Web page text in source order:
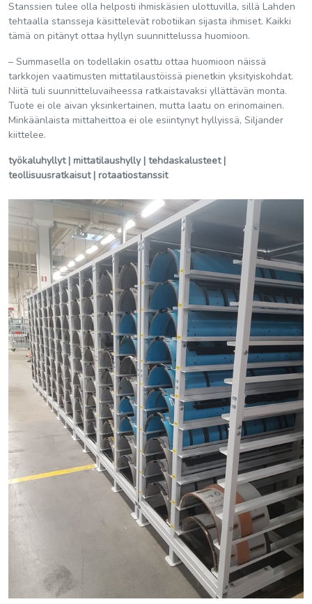
Stanssien tulee olla helposti ihmiskäsien ulottuvilla, sillä Lahden
tehtaalla stansseja käsittelevät robotiikan sijasta ihmiset. Kaikki
tämä on pitänyt ottaa hyllyn suunnittelussa huomioon.
– Summasella on todellakin osattu ottaa huomioon näissä
tarkkojen vaatimusten mittatilaustöissä pienetkin yksityiskohdat.
Niitä tuli suunnitteluvaiheessa ratkaistavaksi yllättävän monta.
Tuote ei ole aivan yksinkertainen, mutta laatu on erinomainen.
Minkäänlaista mittaheittoa ei ole esiintynyt hyllyissä, Siljander
kiittelee.
työkaluhyllyt | mittatilaushylly | tehdaskalusteet |
teollisuusratkaisut | rotaatiostanssit